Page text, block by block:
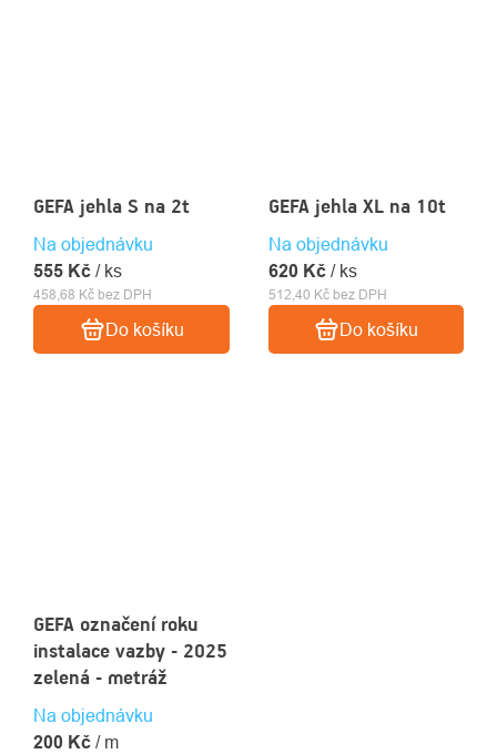
GEFA jehla S na 2t
Na objednávku
458,68 Kč bez DPH
555 Kč / ks
Do košíku
GEFA jehla XL na 10t
Na objednávku
512,40 Kč bez DPH
620 Kč / ks
Do košíku
GEFA označení roku
instalace vazby - 2025
zelená - metráž
Na objednávku
200 Kč / m